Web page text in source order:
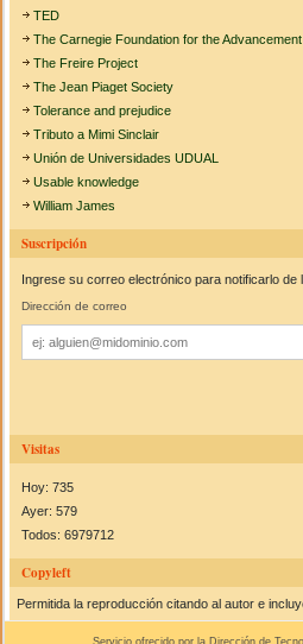
TED
The Carnegie Foundation for the
The Freire Project
The Jean Piaget Society
Tolerance and prejudice
Tributo a Mimi Sinclair
Unión de Universidades UDUAL
Usable knowledge
William James
Suscripción
Ingrese su correo electrónico para notificarlo de
Dirección de correo
Dirección
de
correo
Visitas
Hoy: 735
Ayer: 579
Todos: 6979712
Copyleft
Permitida la reproducción citando al autor e
Servicio ofrecido por la Dirección de